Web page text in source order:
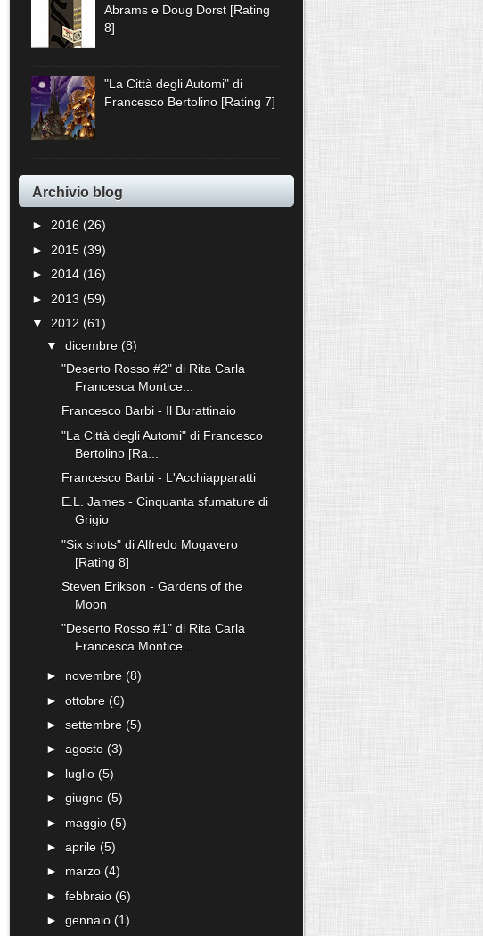
Abrams e Doug Dorst [Rating
8]
"La Città degli Automi" di
Francesco Bertolino [Rating 7]
Archivio blog
► 2016 (26)
► 2015 (39)
► 2014 (16)
► 2013 (59)
▼ 2012 (61)
▼dicembre(8)
"Deserto Rosso #2" di Rita Carla
Francesca Montice...
Francesco Barbi - Il Burattinaio
"La Città degli Automi" di Francesco
Bertolino [Ra...
Francesco Barbi - L'Acchiapparatti
E.L. James - Cinquanta sfumature di
Grigio
"Six shots" di Alfredo Mogavero
[Rating 8]
Steven Erikson - Gardens of the
Moon
"Deserto Rosso #1" di Rita Carla
Francesca Montice...
► novembre(8)
►ottobre(6)
►settembre(5)
►agosto(3)
►
luglio(5)
►giugno(5)
► maggio(5)
►aprile(5)
► marzo(4)
►febbraio(6)
►gennaio(1)